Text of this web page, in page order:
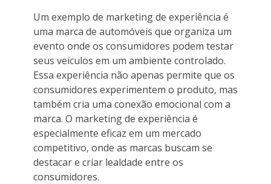
Um exemplo de marketing de experiência é
uma marca de automóveis que organiza um
evento onde os consumidores podem testar
seus veículos em um ambiente controlado.
Essa experiência não apenas permite que os
consumidores experimentem o produto, mas
também cria uma conexão emocional com a
marca. O marketing de experiência é
especialmente eficaz em um mercado
competitivo, onde as marcas buscam se
destacar e criar lealdade entre os
consumidores.